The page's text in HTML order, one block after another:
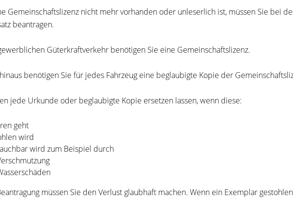
Gemeinschaftslizenz nicht mehr vorhanden oder unleserlich ist, müssen Sie bei
beantragen.
Güterkraftverkehr benötigen Sie eine Gemeinschaftslizenz.
benötigen Sie für jedes Fahrzeug eine beglaubigte Kopie der
jede Urkunde oder beglaubigte Kopie ersetzen lassen, wenn diese:
geht
wird
wird zum Beispiel durch
müssen Sie den Verlust glaubhaft machen. Wenn ein Exemplar